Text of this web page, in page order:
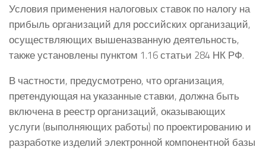
Условия применения налоговых ставок по налогу на
прибыль организаций для российских организаций,
осуществляющих вышеназванную деятельность,
также установлены пунктом 1.16 статьи 284 НК РФ.
В частности, предусмотрено, что организация,
претендующая на указанные ставки, должна быть
включена в реестр организаций, оказывающих
услуги (выполняющих работы) по проектированию и
разработке изделий электронной компонентной базы